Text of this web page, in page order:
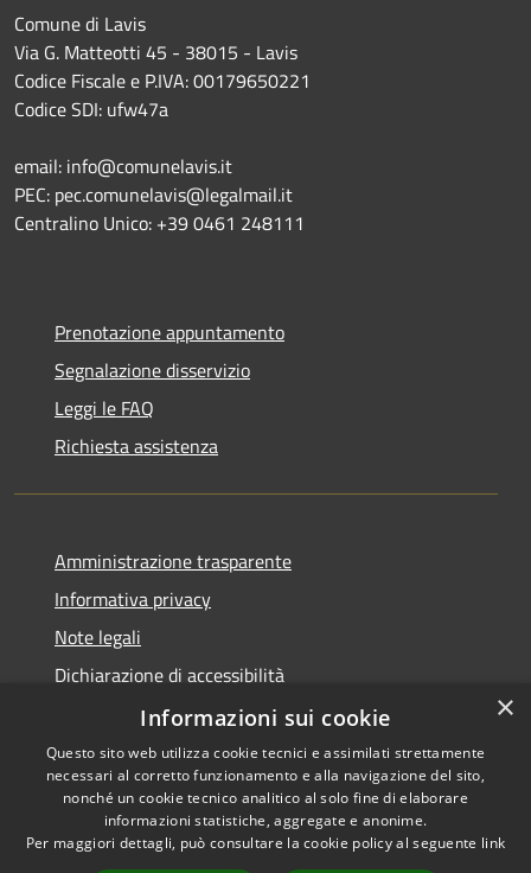
Comune di Lavis
Via G. Matteotti 45 - 38015 - Lavis
Codice Fiscale e P.IVA: 00179650221
Codice SDI: ufw47a
email: info@comunelavis.it
PEC: pec.comunelavis@legalmail.it
Centralino Unico: +39 0461 248111
Prenotazione appuntamento
Segnalazione disservizio
Leggi le FAQ
Richiesta assistenza
Amministrazione trasparente
Informativa privacy
Note legali
Dichiarazione di accessibilità
Informative Privacy
RSS
Accessibilità
Copyright © 2026 • Comune di
×
Informazioni sui cookie
Questo sito web utilizza cookie tecnici e assimilati strettamente
necessari al corretto funzionamento e alla navigazione del sito,
nonché un cookie tecnico analitico al solo fine di elaborare
informazioni statistiche, aggregate e anonime.
Per maggiori dettagli, può consultare la cookie policy al seguente link